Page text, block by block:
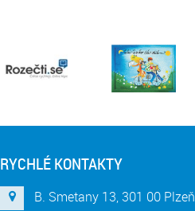
RYCHLÉ KONTAKTY
B. Smetany 13, 301 00 Plzeň